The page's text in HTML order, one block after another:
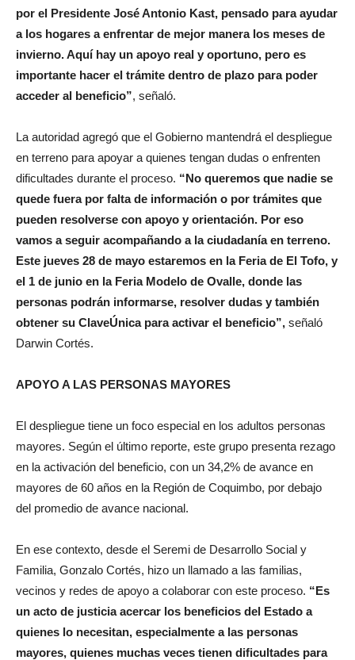
por el Presidente José Antonio Kast, pensado para ayudar
a los hogares a enfrentar de mejor manera los meses de
invierno. Aquí hay un apoyo real y oportuno, pero es
importante hacer el trámite dentro de plazo para poder
acceder al beneficio”, señaló.
La autoridad agregó que el Gobierno mantendrá el despliegue
en terreno para apoyar a quienes tengan dudas o enfrenten
dificultades durante el proceso. “No queremos que nadie se
quede fuera por falta de información o por trámites que
pueden resolverse con apoyo y orientación. Por eso
vamos a seguir acompañando a la ciudadanía en terreno.
Este jueves 28 de mayo estaremos en la Feria de El Tofo, y
el 1 de junio en la Feria Modelo de Ovalle, donde las
personas podrán informarse, resolver dudas y también
obtener su ClaveÚnica para activar el beneficio”, señaló
Darwin Cortés.
APOYO A LAS PERSONAS MAYORES
El despliegue tiene un foco especial en los adultos personas
mayores. Según el último reporte, este grupo presenta rezago
en la activación del beneficio, con un 34,2% de avance en
mayores de 60 años en la Región de Coquimbo, por debajo
del promedio de avance nacional.
En ese contexto, desde el Seremi de Desarrollo Social y
Familia, Gonzalo Cortés, hizo un llamado a las familias,
vecinos y redes de apoyo a colaborar con este proceso. “Es
un acto de justicia acercar los beneficios del Estado a
quienes lo necesitan, especialmente a las personas
mayores, quienes muchas veces tienen dificultades para